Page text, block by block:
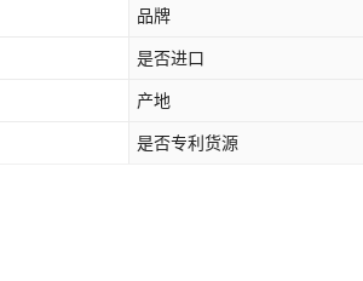
品牌
是否进口
产地
是否专利货源